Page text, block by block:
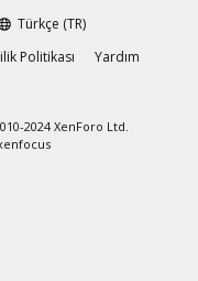
Türkçe (TR)
Politikası
Yardım
2024 XenForo Ltd.